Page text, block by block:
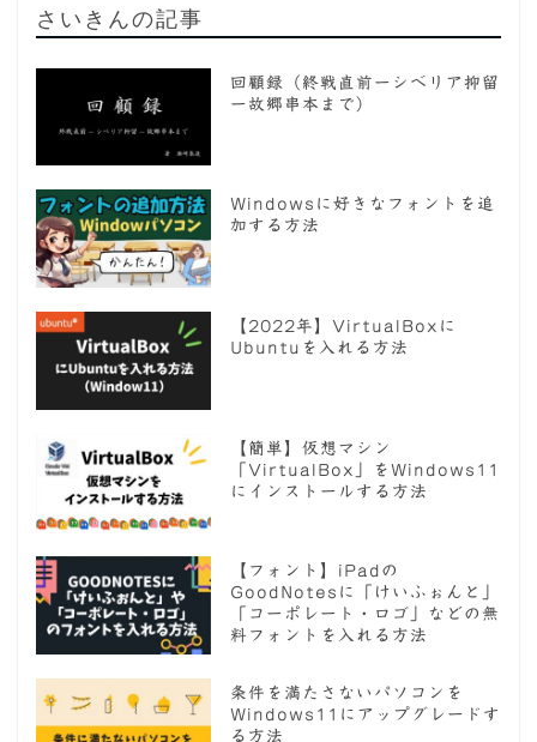
さいきんの記事
回顧録（終戦直前ーシベリア抑留
ー故郷串本まで）
Windowsに好きなフォントを追
加する方法
【2022年】VirtualBoxに
Ubuntuを入れる方法
【簡単】仮想マシン
「VirtualBox」をWindows11
にインストールする方法
【フォント】iPadの
GoodNotesに「けいふぉんと」
「コーポレート・ロゴ」などの無
料フォントを入れる方法
条件を満たさないパソコンを
Windows11にアップグレードす
る方法